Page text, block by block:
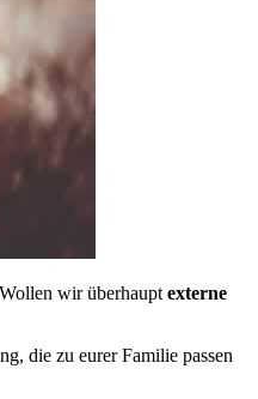
wir überhaupt externe
die zu eurer Familie passen